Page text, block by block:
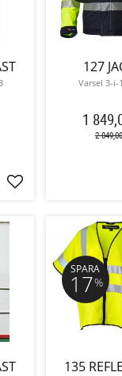
Lägg till i favoriter
127
Varsel 3-i-
1
2 049,00
135
SPARA
17%